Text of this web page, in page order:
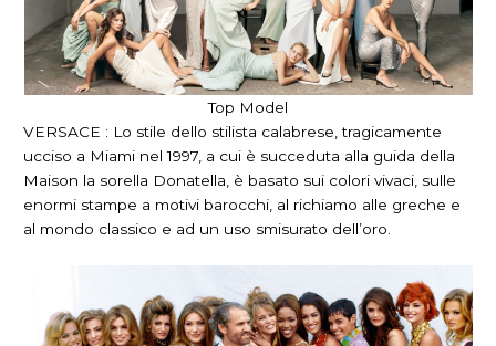
Top Model
VERSACE : Lo stile dello stilista calabrese, tragicamente
ucciso a Miami nel 1997, a cui è succeduta alla guida della
Maison la sorella Donatella, è basato sui colori vivaci, sulle
enormi stampe a motivi barocchi, al richiamo alle greche e
al mondo classico e ad un uso smisurato dell’oro.